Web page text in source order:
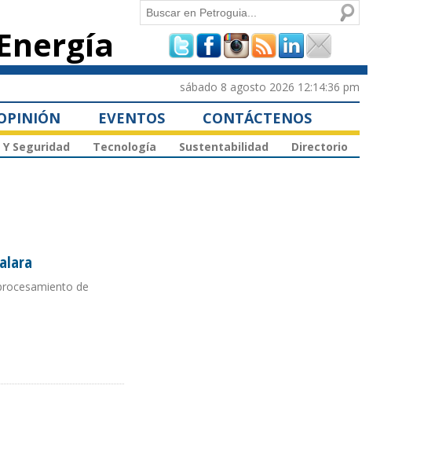
Formulario de
búsqueda
Buscar
sábado 8 agosto 2026 12:14:36 pm
EVENTOS CONTÁCTENOS
Seguridad Tecnología Sustentabilidad Directorio
de